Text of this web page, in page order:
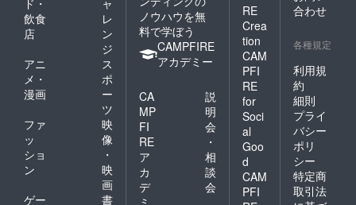
ド・
飲食
店
ャ
レ
ン
ジ
アニ
メ・
漫画
ス
ポ
ー
ツ
ファ
ッ
ショ
ン
映
像
・
映
画
ゲー
書
ノウハウを無
料で学ぼう
CAMPFIRE
アカデミー
CA
MP
FI
RE
ア
カ
デ
説
明
会
・
相
談
会
RE
Crea
tion
CAM
PFI
RE
for
Soci
al
Goo
d
CAM
PFI
合わせ
各種規定
利用規
約
細則
プライ
バシー
ポリ
シー
特定商
取引法